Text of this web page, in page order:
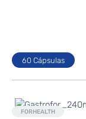
60 Cápsulas
Novo
FORHEALTH